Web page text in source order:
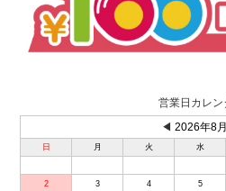
営業日カレン
◀ 2026年8月
日 月 火 水
2 3 4 5